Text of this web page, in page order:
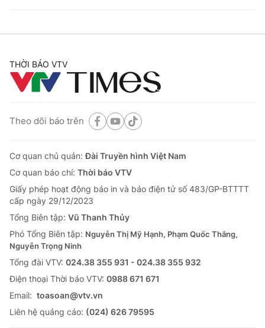
THỜI BÁO VTV
Theo dõi báo trên
Cơ quan chủ quản:Đài Truyền hình Việt Nam
Cơ quan báo chí: Thời báo VTV
Giấy phép hoạt động báo in và báo điện tử số 483/GP-BTTTT
cấp ngày 29/12/2023
Tổng Biên tập: Vũ Thanh Thủy
Phó Tổng Biên tập: Nguyễn Thị Mỹ Hạnh, Phạm Quốc Thắng,
Nguyễn Trọng Ninh
Tổng đài VTV: 024.38 355 931 - 024.38 355 932
Ðiện thoại Thời báo VTV: 0988 671 671
Email: toasoan@vtv.vn
Liên hệ quảng cáo: (024) 626 79595